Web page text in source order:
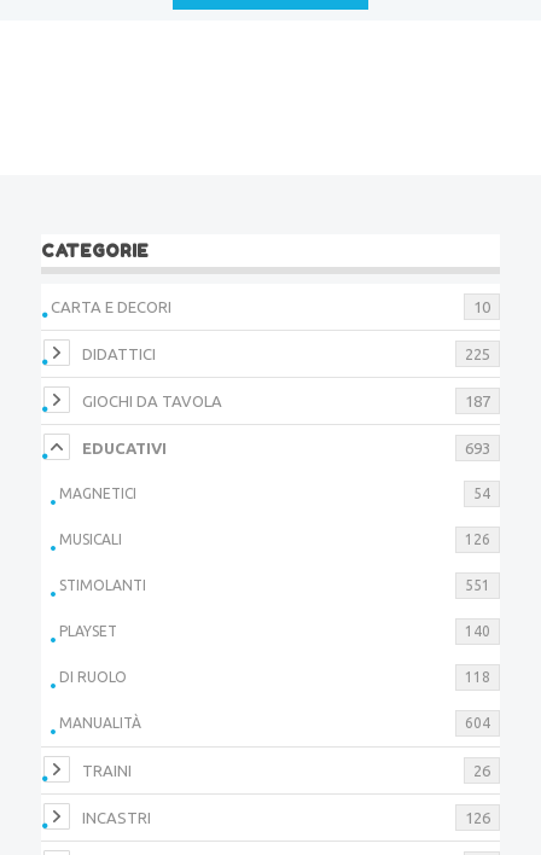
CATEGORIE
CARTA E DECORI 10
DIDATTICI 225
GIOCHI DA TAVOLA 187
EDUCATIVI 693
MAGNETICI 54
MUSICALI 126
STIMOLANTI 551
PLAYSET 140
DI RUOLO 118
MANUALITÀ 604
TRAINI 26
INCASTRI 126